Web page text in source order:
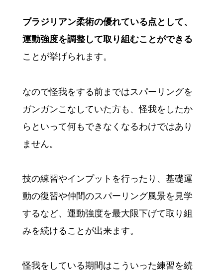
ブラジリアン柔術の優れている点として、
運動強度を調整して取り組むことができる
ことが挙げられます。
なので怪我をする前まではスパーリングを
ガンガンこなしていた方も、怪我をしたか
らといって何もできなくなるわけではあり
ません。
技の練習やインプットを行ったり、基礎運
動の復習や仲間のスパーリング風景を見学
するなど、運動強度を最大限下げて取り組
みを続けることが出来ます。
怪我をしている期間はこういった練習を続